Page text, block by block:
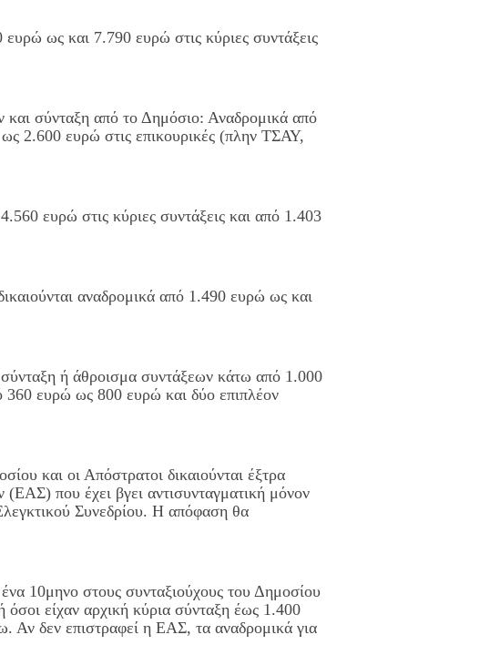
ως και 7.790 ευρώ στις κύριες συντάξεις
σύνταξη από το Δημόσιο: Αναδρομικά από
2.600 ευρώ στις επικουρικές (πλην ΤΣΑΥ,
ευρώ στις κύριες συντάξεις και από 1.403
αναδρομικά από 1.490 ευρώ ως και
ή άθροισμα συντάξεων κάτω από 1.000
360 ευρώ ως 800 ευρώ και δύο επιπλέον
και οι Απόστρατοι δικαιούνται έξτρα
που έχει βγει αντισυνταγματική μόνον
Συνεδρίου. Η απόφαση θα
10μηνο στους συνταξιούχους του Δημοσίου
είχαν αρχική κύρια σύνταξη έως 1.400
Αν δεν επιστραφεί η ΕΑΣ, τα αναδρομικά για